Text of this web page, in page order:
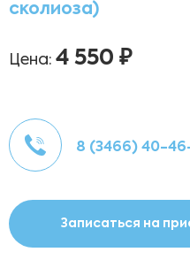
сколиоза)
Цена: 4 550 ₽
8 (3466) 40-
Записаться на